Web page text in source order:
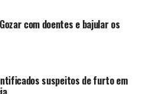
com doentes e bajular os
suspeitos de furto em